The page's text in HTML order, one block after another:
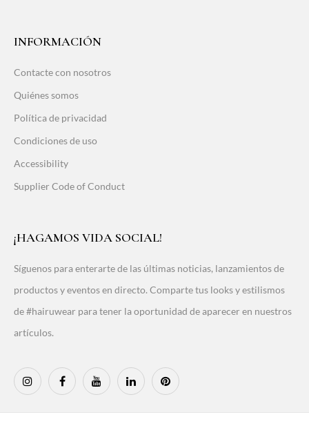
INFORMACIÓN
Contacte con nosotros
Quiénes somos
Política de privacidad
Condiciones de uso
Accessibility
Supplier Code of Conduct
¡HAGAMOS VIDA SOCIAL!
Síguenos para enterarte de las últimas noticias, lanzamientos de
productos y eventos en directo. Comparte tus looks y estilismos
de #hairuwear para tener la oportunidad de aparecer en nuestros
artículos.